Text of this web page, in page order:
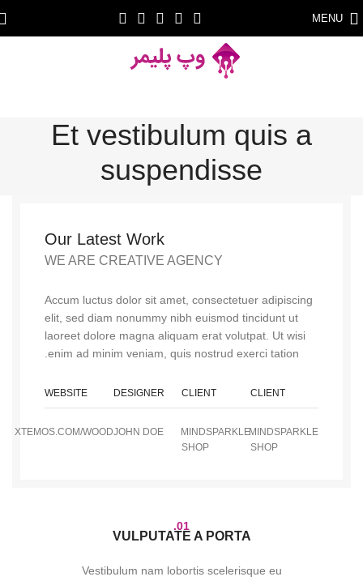
MENU
Et vestibulum quis a
suspendisse
Our Latest Work
WE ARE CREATIVE AGENCY
Accum luctus dolor sit amet, consectetuer adipiscing
elit, sed diam nonummy nibh euismod tincidunt ut
laoreet dolore magna aliquam erat volutpat. Ut wisi
enim ad minim veniam, quis nostrud exerci tation.
CLIENT
MINDSPARKLE
SHOP
CLIENT
MINDSPARKLE
SHOP
DESIGNER
JOHN DOE
WEBSITE
XTEMOS.COM/WOOD
01.
VULPUTATE A PORTA
Vestibulum nam lobortis scelerisque eu